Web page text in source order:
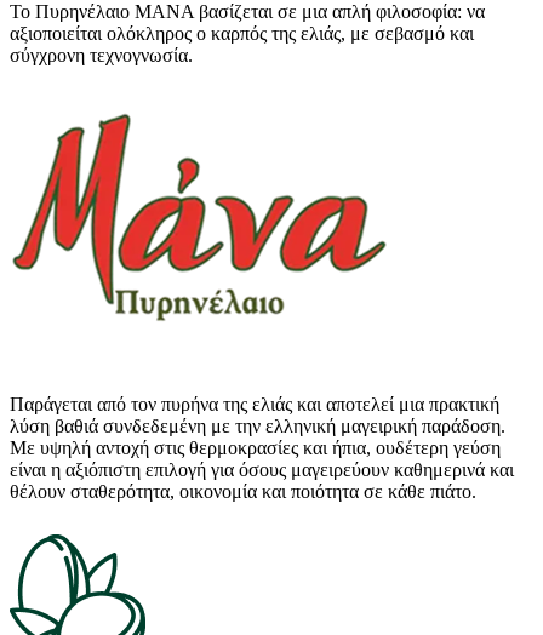
Το Πυρηνέλαιο ΜΑΝΑ βασίζεται σε μια απλή φιλοσοφία: να
αξιοποιείται ολόκληρος ο καρπός της ελιάς, με σεβασμό και
σύγχρονη τεχνογνωσία.
Παράγεται από τον πυρήνα της ελιάς και αποτελεί μια πρακτική
λύση βαθιά συνδεδεμένη με την ελληνική μαγειρική παράδοση.
Με υψηλή αντοχή στις θερμοκρασίες και ήπια, ουδέτερη γεύση
είναι η αξιόπιστη επιλογή για όσους μαγειρεύουν καθημερινά και
θέλουν σταθερότητα, οικονομία και ποιότητα σε κάθε πιάτο.